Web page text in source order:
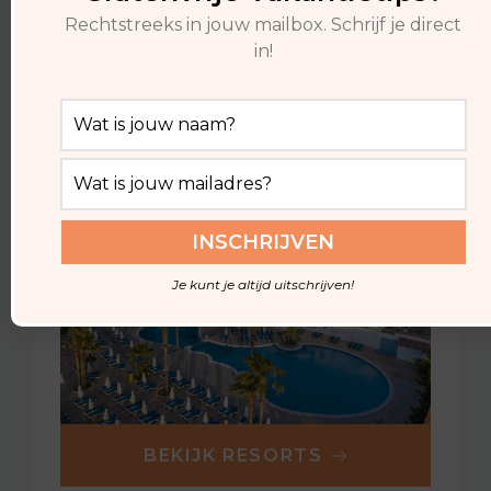
BESTEMMINGEN
GLUTENVRIJE RESORTS
BEKIJK RESORTS
Rechtstreeks in jouw mailbox. Schrijf je direct
in!
Je kunt je altijd uitschrijven!